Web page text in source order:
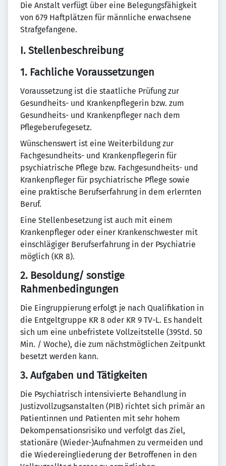
Die Anstalt verfügt über eine Belegungsfähigkeit
von 679 Haftplätzen für männliche erwachsene
Strafgefangene.
I. Stellenbeschreibung
1. Fachliche Voraussetzungen
Voraussetzung ist die staatliche Prüfung zur
Gesundheits- und Krankenpflegerin bzw. zum
Gesundheits- und Krankenpfleger nach dem
Pflegeberufegesetz.
Wünschenswert ist eine Weiterbildung zur
Fachgesundheits- und Krankenpflegerin für
psychiatrische Pflege bzw. Fachgesundheits- und
Krankenpfleger für psychiatrische Pflege sowie
eine praktische Berufserfahrung in dem erlernten
Beruf.
Eine Stellenbesetzung ist auch mit einem
Krankenpfleger oder einer Krankenschwester mit
einschlägiger Berufserfahrung in der Psychiatrie
möglich (KR 8).
2. Besoldung/ sonstige
Rahmenbedingungen
Die Eingruppierung erfolgt je nach Qualifikation in
die Entgeltgruppe KR 8 oder KR 9 TV-L. Es handelt
sich um eine unbefristete Vollzeitstelle (39Std. 50
Min. / Woche), die zum nächstmöglichen Zeitpunkt
besetzt werden kann.
3. Aufgaben und Tätigkeiten
Die Psychiatrisch intensivierte Behandlung in
Justizvollzugsanstalten (PIB) richtet sich primär an
Patientinnen und Patienten mit sehr hohem
Dekompensationsrisiko und verfolgt das Ziel,
stationäre (Wieder-)Aufnahmen zu vermeiden und
die Wiedereingliederung der Betroffenen in den